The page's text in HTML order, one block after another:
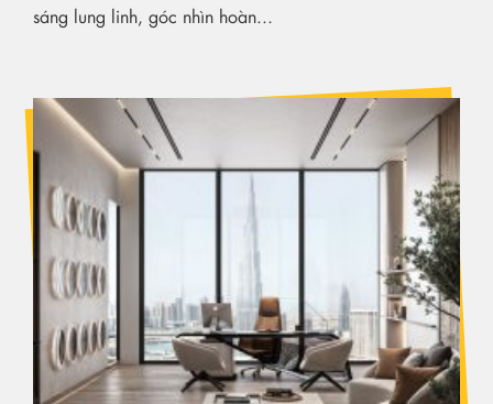
sáng lung linh, góc nhìn hoàn...